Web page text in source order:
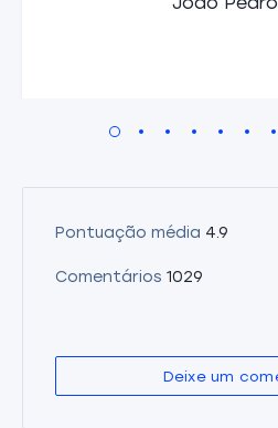
Pontuação média 4.9
Comentários 1029
Deixe um